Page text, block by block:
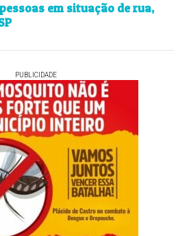
em situação de rua,
PUBLICIDADE